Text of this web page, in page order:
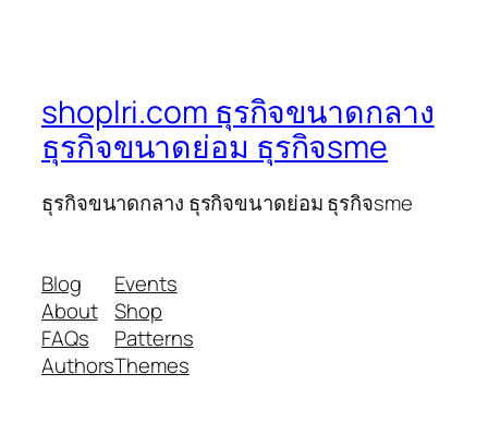
shoplri.com ธุรกิจขนาดกลาง
ธุรกิจขนาดย่อม ธุรกิจsme
ธุรกิจขนาดกลาง ธุรกิจขนาดย่อม ธุรกิจsme
Blog
About
FAQs
Authors
Events
Shop
Patterns
Themes